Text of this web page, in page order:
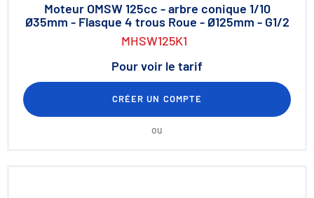
Moteur OMSW 125cc - arbre conique 1/10
Ø35mm - Flasque 4 trous Roue - Ø125mm - G1/2
MHSW125K1
Pour voir le tarif
CRÉER UN COMPTE
ou